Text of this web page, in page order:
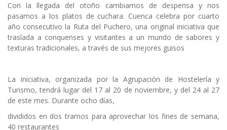
Con la llegada del otoño cambiamos de despensa y nos
pasamos a los platos de cuchara. Cuenca celebra por cuarto
año consecutivo la Ruta del Puchero, una original iniciativa que
traslada a conquenses y visitantes a un mundo de sabores y
texturas tradicionales, a través de sus mejores guisos
La iniciativa, organizada por la Agrupación de Hostelería y
Turismo, tendrá lugar del 17 al 20 de noviembre, y del 24 al 27
de este mes. Durante ocho días,
divididos en dos tramos para aprovechar los fines de semana,
40 restaurantes